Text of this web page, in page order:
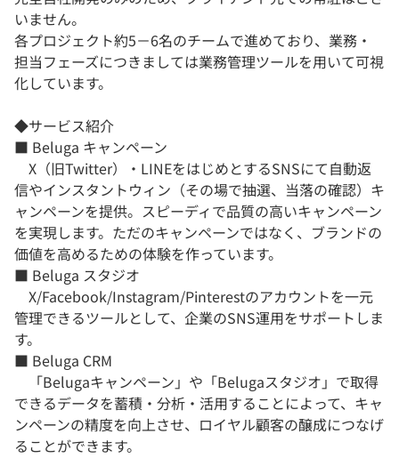
いません。
各プロジェクト約5－6名のチームで進めており、業務・
担当フェーズにつきましては業務管理ツールを用いて可視
化しています。
◆サービス紹介
■ Beluga キャンペーン
X（旧Twitter）・LINEをはじめとするSNSにて自動返
信やインスタントウィン（その場で抽選、当落の確認）キ
ャンペーンを提供。スピーディで品質の高いキャンペーン
を実現します。ただのキャンペーンではなく、ブランドの
価値を高めるための体験を作っています。
■ Beluga スタジオ
X/Facebook/Instagram/Pinterestのアカウントを一元
管理できるツールとして、企業のSNS運用をサポートしま
す。
■ Beluga CRM
「Belugaキャンペーン」や「Belugaスタジオ」で取得
できるデータを蓄積・分析・活用することによって、キャ
ンペーンの精度を向上させ、ロイヤル顧客の醸成につなげ
ることができます。